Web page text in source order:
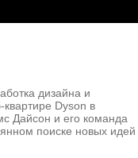
дизайна и
квартире Dyson в
Дайсон и его команда
поиске новых идей